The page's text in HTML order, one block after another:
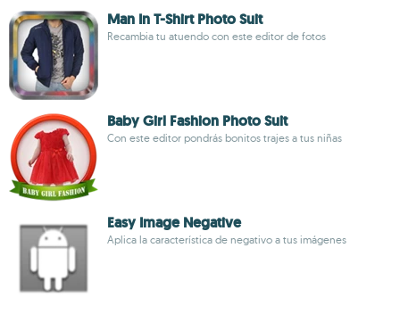
Man In T-Shirt Photo Suit
Recambia tu atuendo con este editor de fotos
Baby Girl Fashion Photo Suit
Con este editor pondrás bonitos trajes a tus niñas
Easy Image Negative
Aplica la característica de negativo a tus imágenes